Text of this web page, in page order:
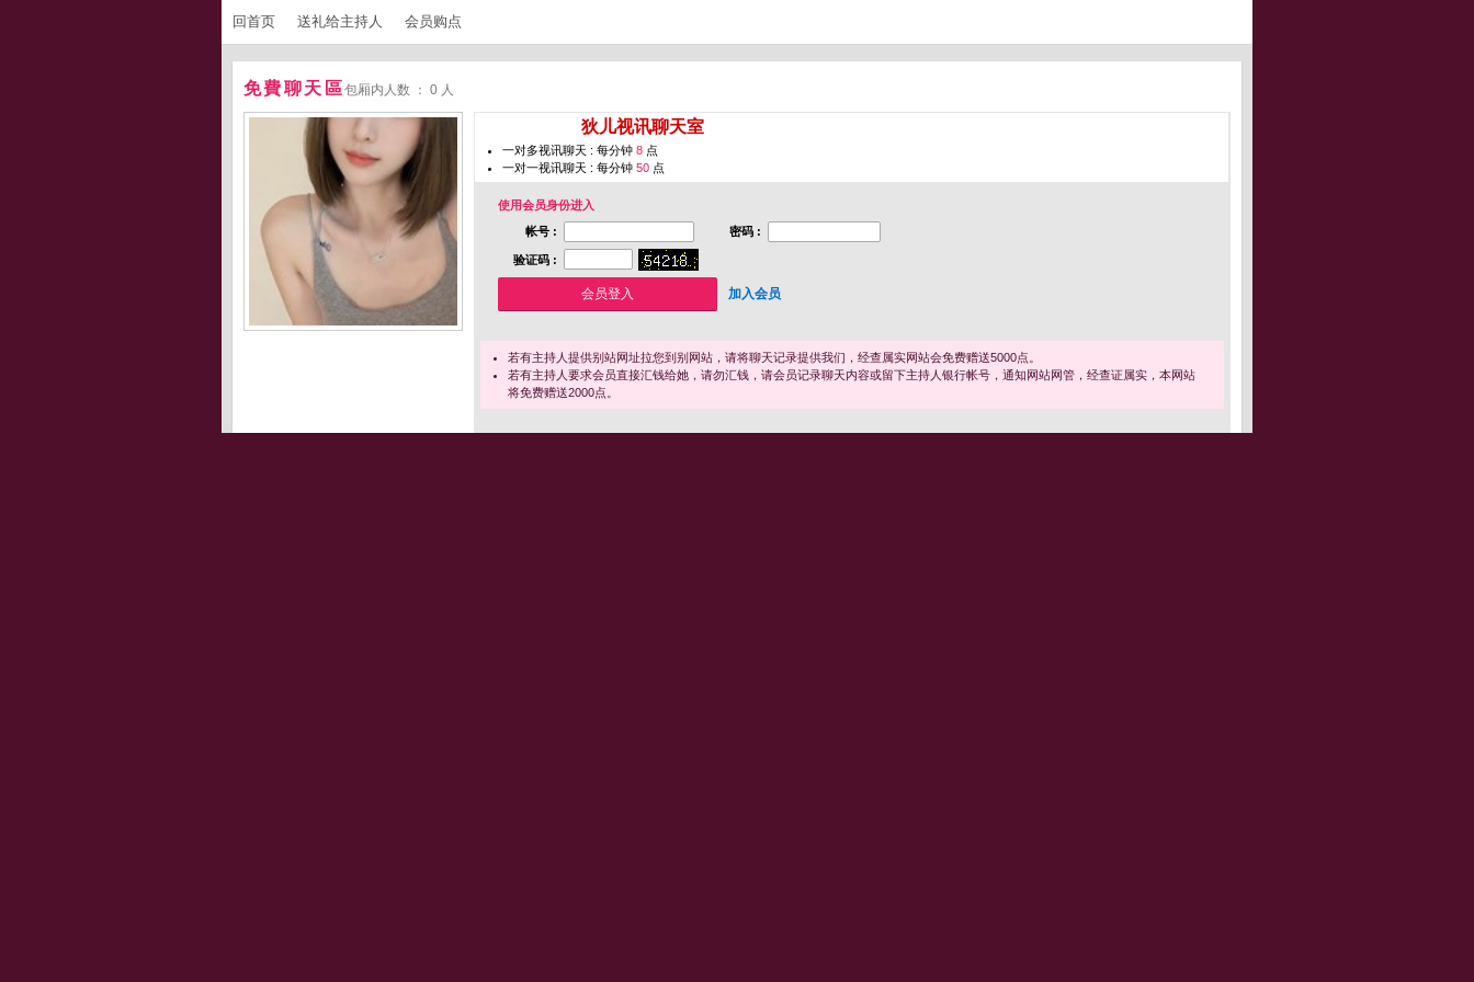
回首页 送礼给主持人 会员购点
免費聊天區包厢内人数 ： 0 人
狄儿视讯聊天室
一对多视讯聊天 : 每分钟 8 点
一对一视讯聊天 : 每分钟 50 点
使用会员身份进入
帐号 :
密码 :
验证码 :
加入会员
若有主持人提供别站网址拉您到别网站，请将聊天记录提供我们，经查属实网站会免费赠送5000点。
若有主持人要求会员直接汇钱给她，请勿汇钱，请会员记录聊天内容或留下主持人银行帐号，通知网站网管，经查证属实，本网站
将免费赠送2000点。